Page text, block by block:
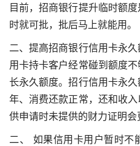
目前，招商银行提升临时额
时就可批，批后马上就能用。
二、提高招商银行信用卡永
用卡持卡客户经常碰到额度
长永久额度。招行信用卡永
年、消费还款正常，还和收
供申请时未提供的财力证明会
二、 如果信用卡用户暂时不